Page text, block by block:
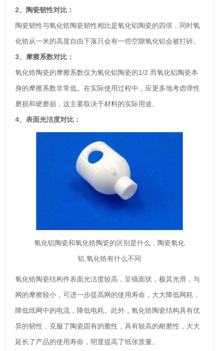
2、陶瓷韧性对比：
陶瓷韧性与氧化锆陶瓷韧性相比是氧化铝陶瓷的四倍，同时氧
化锆从一米的高度自由下落只会有一些空隙氧化铝会被打碎。
3、摩擦系数对比：
氧化锆陶瓷的摩擦系数仅为氧化铝陶瓷的1/2.而氧化铝陶瓷本
身的摩擦系数非常低。在实际使用过程中，应更多地考虑弹性
磨损和硬磨损，这主要取决于材料的实际用途。
4、表面光洁度对比：
氧化铝陶瓷和氧化锆陶瓷的区别是什么，陶瓷氧化
铝,氧化锆有什么不同
氧化锆陶瓷结构件表面光洁度较高，呈镜面状，极其光滑，与
网的摩擦较小，可进一步提高网的使用寿命，大大降低网耗，
降低纸网中的电流，降低电耗。此外，氧化锆陶瓷结构具有优
异的韧性，克服了陶瓷固有的脆性，具有较高的耐磨性，大大
延长了产品的使用寿命，明显提高了纸张质量。